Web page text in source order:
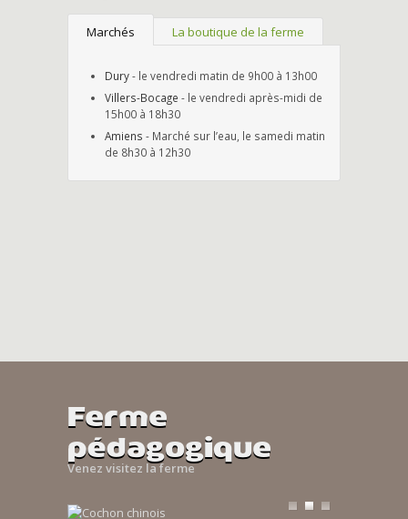
Marchés La boutique de la ferme
Dury- le vendredi matin de 9h00 à 13h00
Villers-Bocage - le vendredi après-midi de
15h00 à 18h30
Amiens - Marché sur l’eau, le samedi matin
de 8h30 à 12h30
Ferme
pédagogique
Venez visitez la ferme